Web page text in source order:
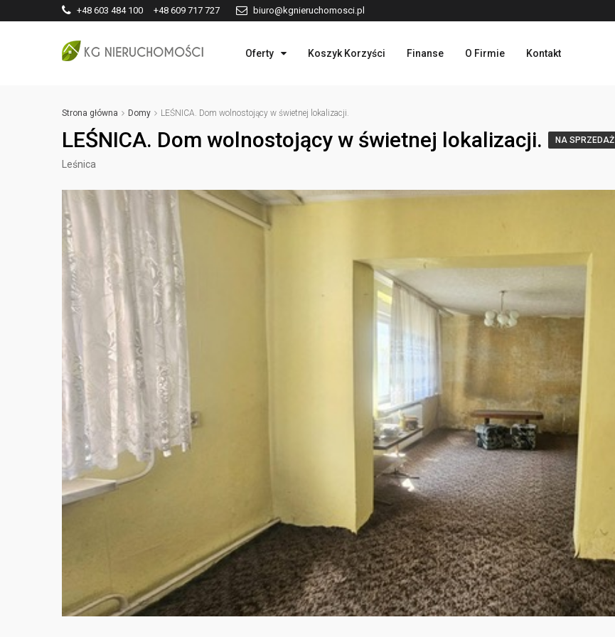
+48 603 484 100 +48 609 717 727 biuro@kgnieruchomosci.pl
Oferty Koszyk Korzyści Finanse O Firmie Kontakt
Strona główna Domy LEŚNICA. Dom wolnostojący w świetnej lokalizacji.
LEŚNICA. Dom wolnostojący w świetnej lokalizacji. NA SPRZEDAŻ
Leśnica